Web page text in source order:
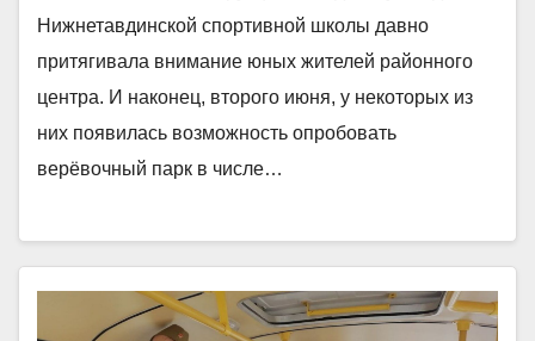
Нижнетавдинской спортивной школы давно
притягивала внимание юных жителей районного
центра. И наконец, второго июня, у некоторых из
них появилась возможность опробовать
верёвочный парк в числе…